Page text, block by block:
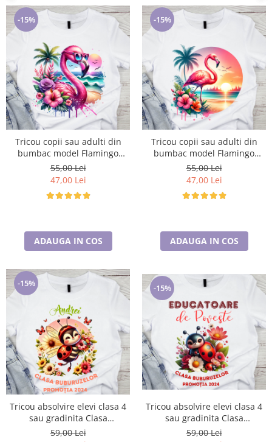
-15%
Tricou copii sau adulti din
bumbac model Flamingo
personalizat cu nume sau
poza preferata TC5043
55,00 Lei
47,00 Lei
ADAUGA IN COS
-15%
Tricou copii sau adulti din
bumbac model Flamingo
personalizat cu nume sau
poza preferata TC5045
55,00 Lei
47,00 Lei
ADAUGA IN COS
-15%
Tricou absolvire elevi clasa 4
sau gradinita Clasa
buburuzelor cu text sau poze
59,00 Lei
-15%
Tricou absolvire elevi clasa 4
sau gradinita Clasa
buburuzelor cu text sau poze
59,00 Lei